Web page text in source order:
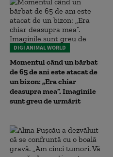
DIGI ANIMAL WORLD
Momentul când un bărbat
de 65 de ani este atacat de
un bizon: „Era chiar
deasupra mea”. Imaginile
sunt greu de urmărit